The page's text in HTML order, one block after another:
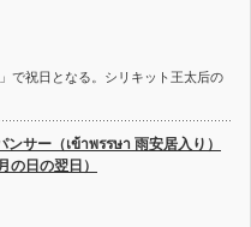
で祝日となる。シリキット王太后の
サー（เข้าพรรษา 雨安居入り）
の日の翌日）